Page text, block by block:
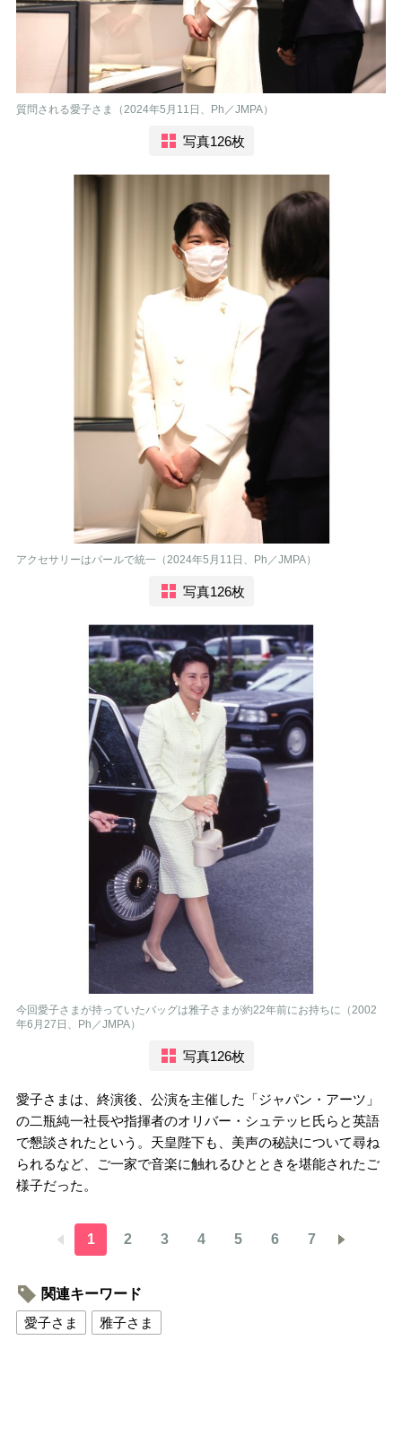
質問される愛子さま（2024年5月11日、Ph／JMPA）
写真126枚
アクセサリーはパールで統一（2024年5月11日、Ph／JMPA）
写真126枚
今回愛子さまが持っていたバッグは雅子さまが約22年前にお持ちに（2002
年6月27日、Ph／JMPA）
写真126枚
愛子さまは、終演後、公演を主催した「ジャパン・アーツ」
の二瓶純一社長や指揮者のオリバー・シュテッヒ氏らと英語
で懇談されたという。天皇陛下も、美声の秘訣について尋ね
られるなど、ご一家で音楽に触れるひとときを堪能されたご
様子だった。
1 2 3 4 5 6 7
関連キーワード
愛子さま
雅子さま